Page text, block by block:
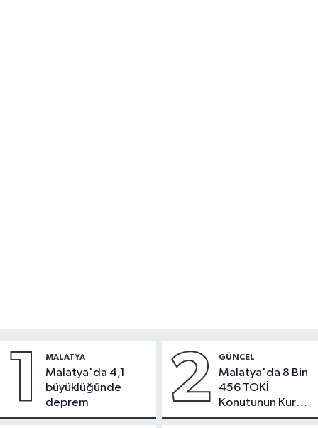
1 MALATYA
Malatya'da 4,1
büyüklüğünde
deprem
2 GÜNCEL
Malatya'da 8 Bin
456 TOKİ
Konutunun Kurası
Bugün Çekiliyor